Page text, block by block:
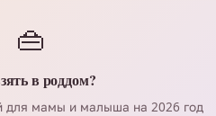
👜
в роддом?
для мамы и малыша на 2026 год